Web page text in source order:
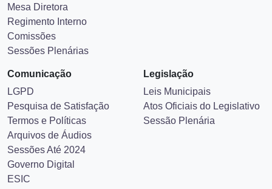
Mesa Diretora
Regimento Interno
Comissões
Sessões Plenárias
Comunicação
LGPD
Pesquisa de Satisfação
Termos e Políticas
Arquivos de Áudios
Sessões Até 2024
Governo Digital
ESIC
Legislação
Leis Municipais
Atos Oficiais do Legislativo
Sessão Plenária